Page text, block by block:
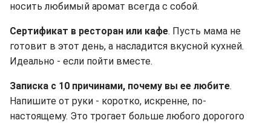
носить любимый аромат всегда с собой.
Сертификат в ресторан или кафе. Пусть мама не
готовит в этот день, а насладится вкусной кухней.
Идеально - если пойти вместе.
Записка с 10 причинами, почему вы ее любите.
Напишите от руки - коротко, искренне, по-
настоящему. Это трогает больше любого дорогого